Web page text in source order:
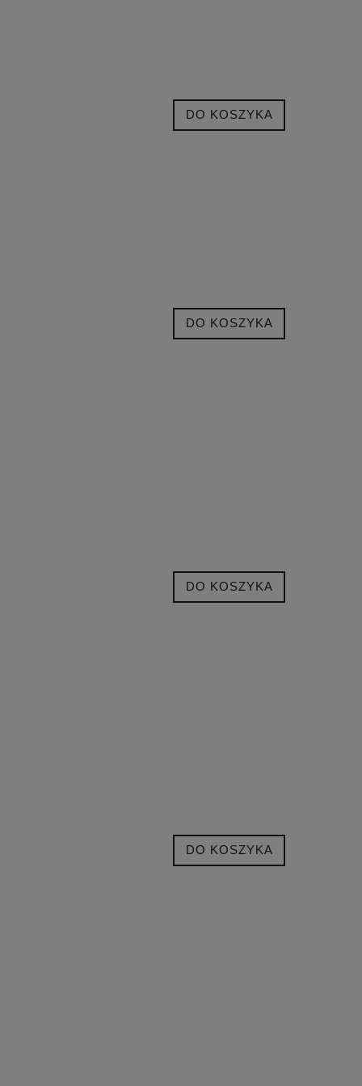
DO KOSZYKA
DO KOSZYKA
DO KOSZYKA
DO KOSZYKA